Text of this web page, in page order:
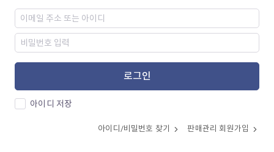
로그인
아이디 저장
아이디/비밀번호 찾기 판매관리 회원가입